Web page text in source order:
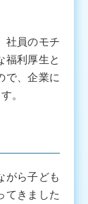
社員のモチ
福利厚生と
で、企業に
。
がら子ども
てきました